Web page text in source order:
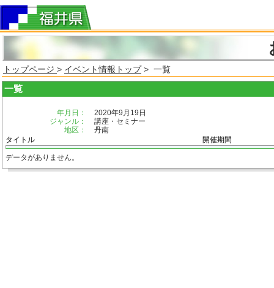
トップページ > イベント情報トップ> 一覧
一覧
年月日：
2020年9月19日
ジャンル：
講座・セミナー
地区：
丹南
タイトル
開催期間
データがありません。